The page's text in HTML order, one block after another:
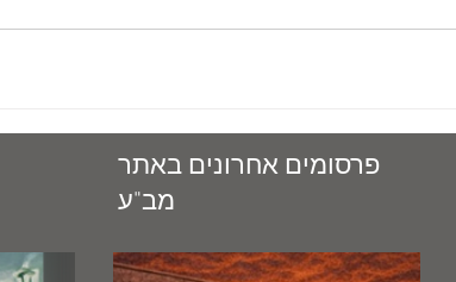
פרסומים אחרונים באתר
מב"ע